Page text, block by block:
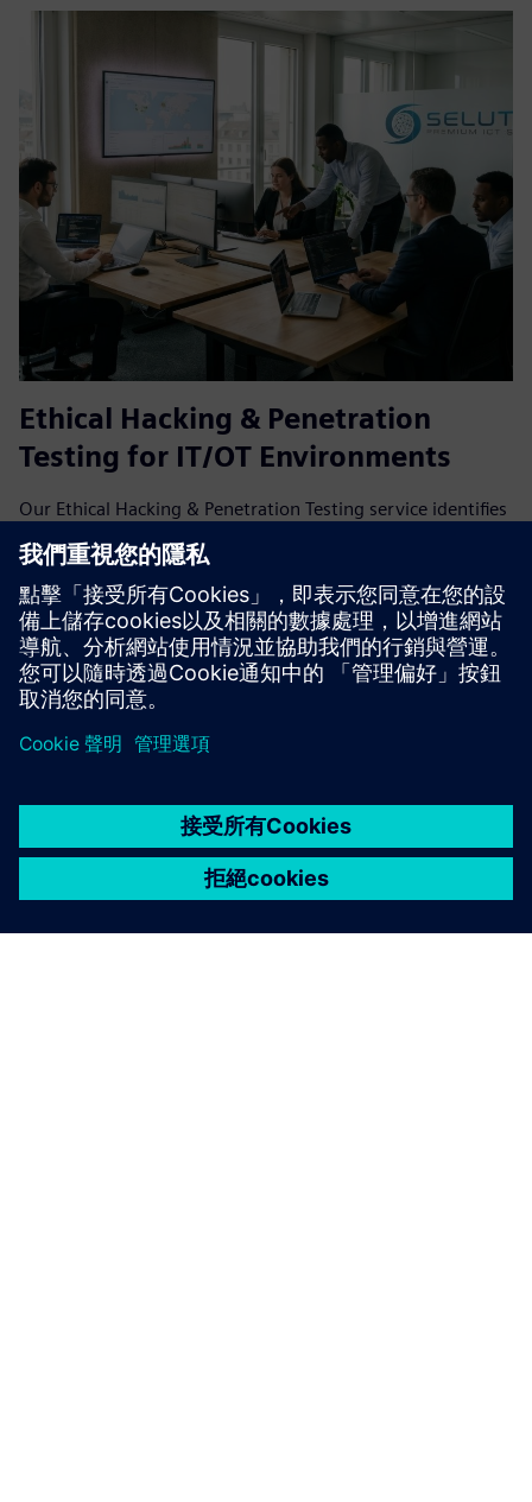
Ethical Hacking & Penetration
Testing for IT/OT Environments
Our Ethical Hacking & Penetration Testing service identifies
security weaknesses across IT, OT, and hybrid
environments. We simulate real-world attacks to assess
technical controls, processes, and human factors, enabling
risk-base...
深入了解